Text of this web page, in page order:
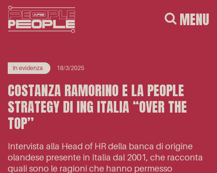
MENU
In evidenza 18/3/2025
COSTANZA RAMORINO E LA PEOPLE
STRATEGY DI ING ITALIA “OVER THE
TOP”
Intervista alla Head of HR della banca di origine
olandese presente in Italia dal 2001, che racconta
quali sono le ragioni che hanno permesso